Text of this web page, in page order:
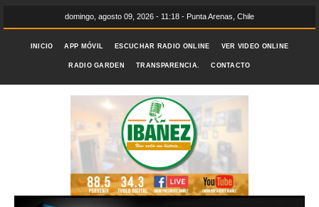
domingo, agosto 09, 2026 - 11:18 - Punta Arenas, Chile
INICIO APP MÓVIL ESCUCHAR RADIO ONLINE VER VIDEO ONLINE
RADIO GARDEN TRANSPARENCIA. CONTACTO